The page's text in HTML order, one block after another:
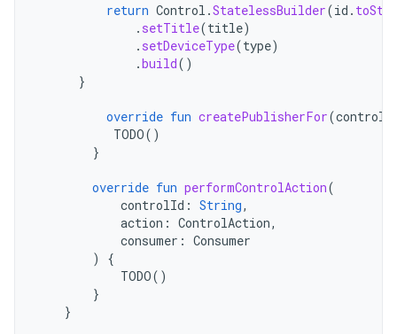
return Control .StatelessBuilder(id .
. setTitle(title)
. setDeviceType(type)
.build()
}
override fun createPublisherFor(
TODO()
}
override fun performControlAction(
controlId : String,
action : ControlAction,
consumer : Consumer
)
{
TODO()
}
}